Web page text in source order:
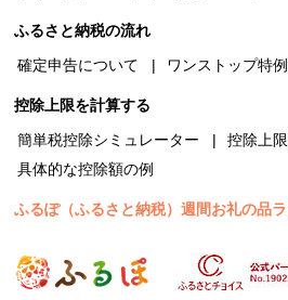
ふるさと納税の流れ
確定申告について
ワンストップ特
控除上限を計算する
簡単税控除シミュレーター
控除上
具体的な控除額の例
ふるぽ（ふるさと納税）週間お礼の品